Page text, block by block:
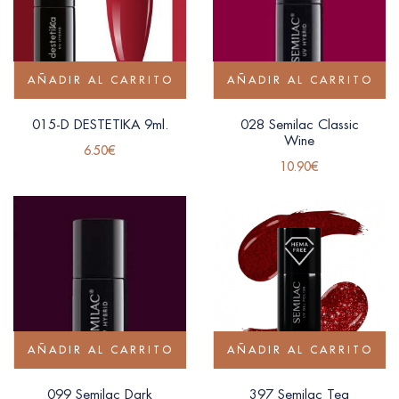
AÑADIR AL CARRITO
015-D DESTETIKA 9ml.
6.50€
AÑADIR AL CARRITO
028 Semilac Classic
Wine
10.90€
AÑADIR AL CARRITO
099 Semilac Dark
AÑADIR AL CARRITO
397 Semilac Tea